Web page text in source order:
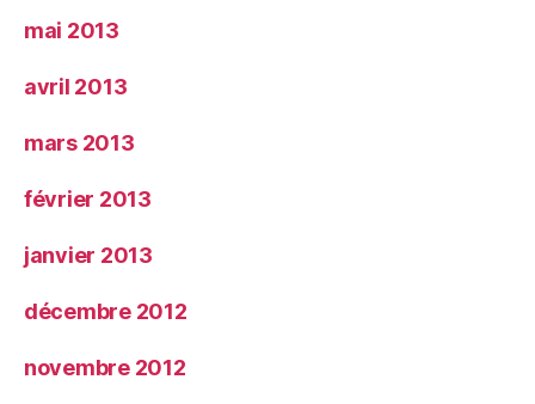
mai 2013
avril 2013
mars 2013
février 2013
janvier 2013
décembre 2012
novembre 2012